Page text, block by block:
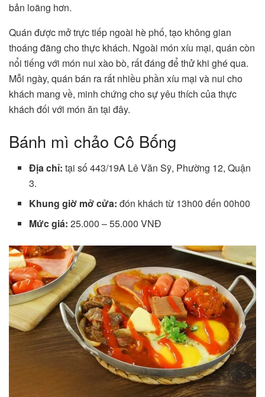
bản loãng hơn.
Quán được mở trực tiếp ngoài hè phố, tạo không gian
thoáng đãng cho thực khách. Ngoài món xíu mại, quán còn
nổi tiếng với món nui xào bò, rất đáng để thử khi ghé qua.
Mỗi ngày, quán bán ra rất nhiều phần xíu mại và nui cho
khách mang về, minh chứng cho sự yêu thích của thực
khách đối với món ăn tại đây.
Bánh mì chảo Cô Bống
Địa chỉ:tại số 443/19A Lê Văn Sỹ, Phường 12, Quận
3.
Khung giờ mở cửa:đón khách từ 13h00 đến 00h00
Mức giá:25.000 – 55.000 VNĐ